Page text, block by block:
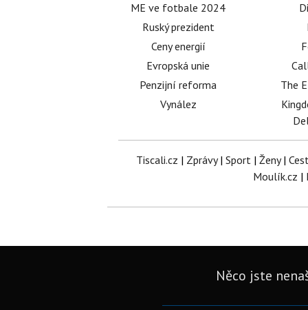
ME ve fotbale 2024
Ruský prezident
Ceny energií
Evropská unie
Penzijní reforma
Vynález
The
Tiscali.cz | Zprávy| Sport| Ženy|
Moulík.cz |
Něco jste